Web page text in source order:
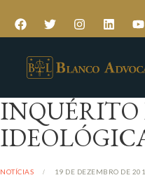
INQUÉRITO
NOTÍCIAS 19 DE DEZEMBRO DE